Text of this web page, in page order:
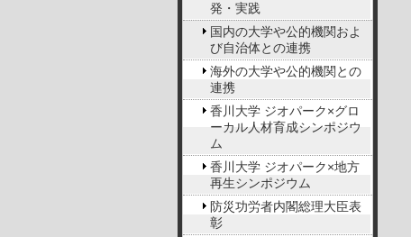
発・実践
国内の大学や公的機関およ
び自治体との連携
海外の大学や公的機関との
連携
香川大学 ジオパーク×グロ
ーカル人材育成シンポジウ
ム
香川大学 ジオパーク×地方
再生シンポジウム
防災功労者内閣総理大臣表
彰